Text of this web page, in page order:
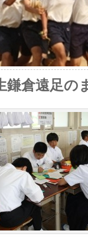
鎌倉遠足の